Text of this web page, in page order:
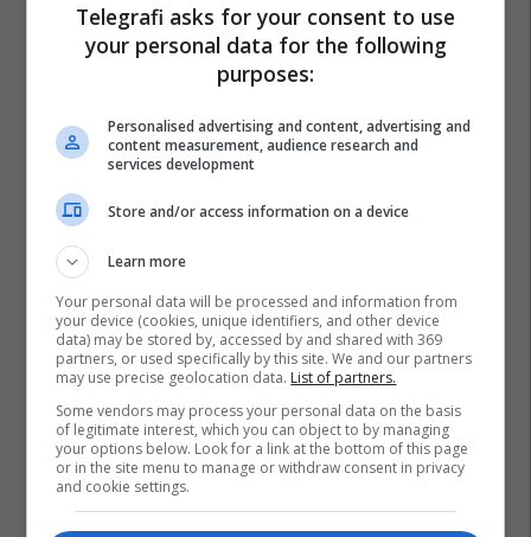
Prishtina Football Fest
Telegrafi asks for your consent to use
your personal data for the following
purposes:
Personalised advertising and content, advertising and
content measurement, audience research and
services development
Store and/or access information on a device
Learn more
Your personal data will be processed and information from
your device (cookies, unique identifiers, and other device
data) may be stored by, accessed by and shared with 369
partners, or used specifically by this site. We and our partners
may use precise geolocation data. List of partners.
Some vendors may process your personal data on the basis
of legitimate interest, which you can object to by managing
your options below. Look for a link at the bottom of this page
or in the site menu to manage or withdraw consent in privacy
and cookie settings.